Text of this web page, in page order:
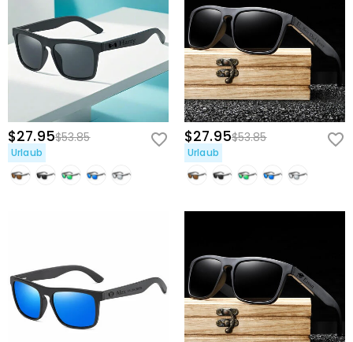
$27.95$53.85
Urlaub
$27.95$53.85
Urlaub